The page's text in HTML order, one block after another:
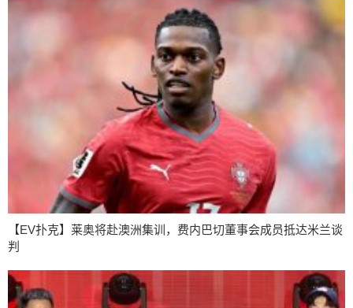
【EV扑克】莱奥将赴澳洲集训，费内巴切董事会成员抵达米兰谈
判